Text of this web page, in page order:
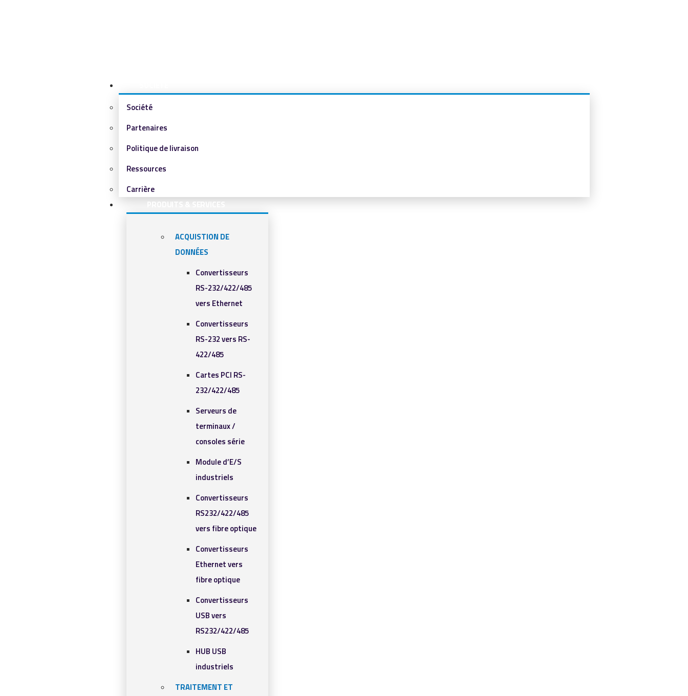
Société
Partenaires
Politique de livraison
Ressources
Carrière
PRODUITS & SERVICES
ACQUISTION DE
DONNÉES
Convertisseurs
RS-232/422/485
vers Ethernet
Convertisseurs
RS-232 vers RS-
422/485
Cartes PCI RS-
232/422/485
Serveurs de
terminaux /
consoles série
Module d’E/S
industriels
Convertisseurs
RS232/422/485
vers fibre optique
Convertisseurs
Ethernet vers
fibre optique
Convertisseurs
USB vers
RS232/422/485
HUB USB
industriels
TRAITEMENT ET